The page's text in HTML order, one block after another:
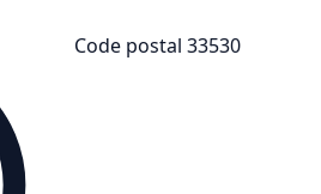
Code postal 33530